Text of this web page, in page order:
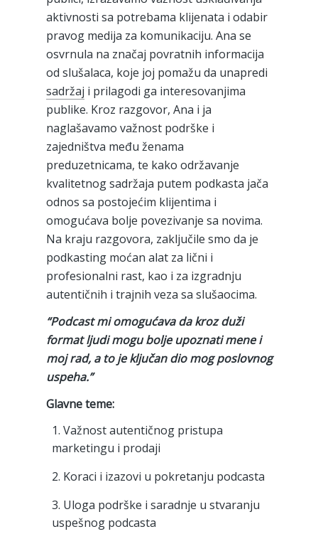
aktivnosti sa potrebama klijenata i odabir
pravog medija za komunikaciju. Ana se
osvrnula na značaj povratnih informacija
od slušalaca, koje joj pomažu da unapredi
sadržaj i prilagodi ga interesovanjima
publike. Kroz razgovor, Ana i ja
naglašavamo važnost podrške i
zajedništva među ženama
preduzetnicama, te kako održavanje
kvalitetnog sadržaja putem podkasta jača
odnos sa postojećim klijentima i
omogućava bolje povezivanje sa novima.
Na kraju razgovora, zaključile smo da je
podkasting moćan alat za lični i
profesionalni rast, kao i za izgradnju
autentičnih i trajnih veza sa slušaocima.
“Podcast mi omogućava da kroz duži
format ljudi mogu bolje upoznati mene i
moj rad, a to je ključan dio mog poslovnog
uspeha.”
Glavne teme:
Važnost autentičnog pristupa
marketingu i prodaji
Koraci i izazovi u pokretanju podcasta
Uloga podrške i saradnje u stvaranju
uspešnog podcasta